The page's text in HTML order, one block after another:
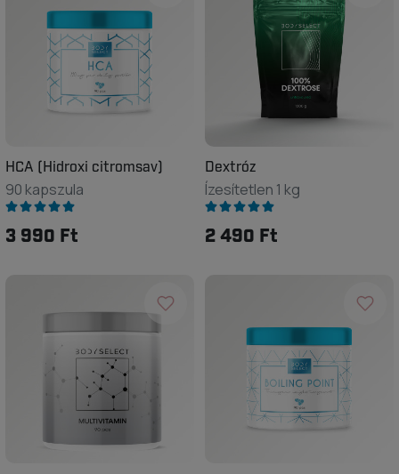
HCA (Hidroxi citromsav)
90 kapszula
3 990 Ft
Dextróz
Ízesítetlen 1 kg
2 490 Ft